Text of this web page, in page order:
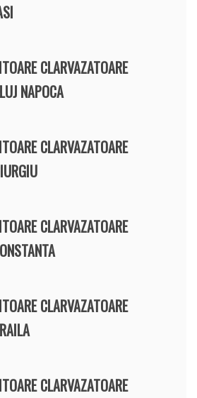
CLARVAZATOARE
NAPOCA
CLARVAZATOARE
CLARVAZATOARE
CLARVAZATOARE
CLARVAZATOARE